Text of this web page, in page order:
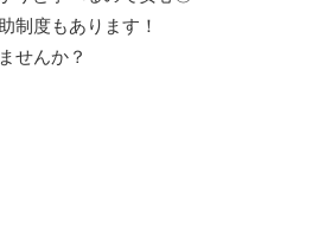
制度もあります！
せんか？